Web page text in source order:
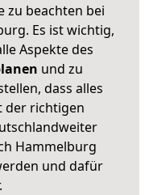
zu beachten bei
Es ist wichtig,
Aspekte des
und zu
dass alles
der richtigen
Hammelburg
und dafür